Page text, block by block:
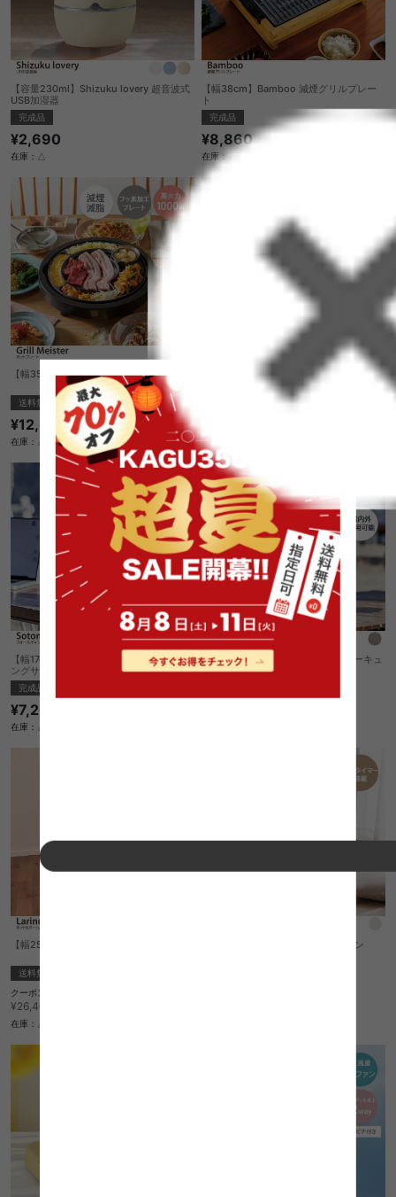
【容量230ml】Shizuku lovery 超音波式
USB加湿器
完成品
¥2,690
在庫：△
【幅38cm】Bamboo 減煙グリルプレー
ト
完成品
¥8,860
在庫：△
【幅35cm】Grill Meister ホットプレート
送料無料 完成品
¥12,050
在庫：△
【幅38cm】 Svolvaer ブロイルトースタ
在庫：△
【幅17cm】Sotomo 充電式フォールディ
ングサーキュレーター
完成品
¥7,200
在庫：△
【幅21cm】Sotomo ポータブルサーキュ
レーター
【幅25cm】Larino ホット&クール Moist
送料無料
クーポン利用で
¥26,400→
在庫：△
【幅34cm】Harstad リビングファン